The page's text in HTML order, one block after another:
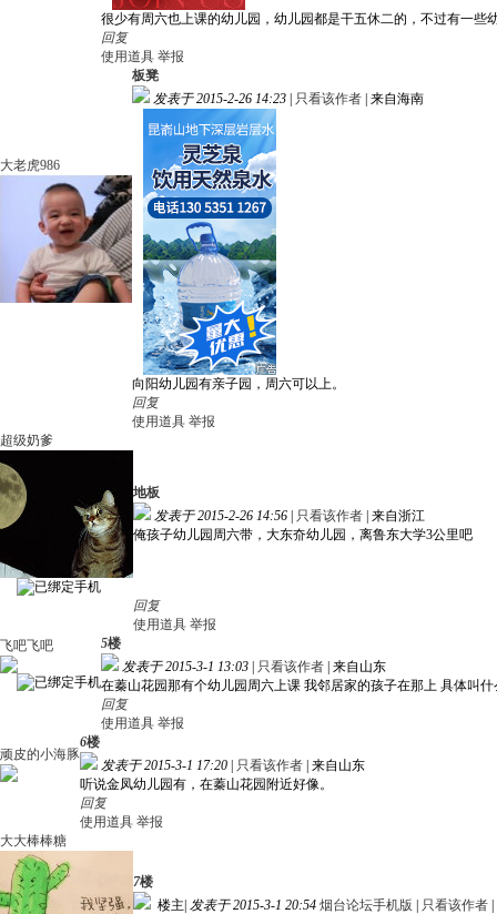
很少有周六也上课的幼儿园，幼儿园都是干五休二的，不过有一些
回复
使用道具 举报
大老虎986
板凳
发表于 2015-2-26 14:23
只看该作者 来自海南
向阳幼儿园有亲子园，周六可以上。
回复
使用道具 举报
超级奶爹
地板
发表于 2015-2-26 14:56
只看该作者 来自浙江
俺孩子幼儿园周六带，大东夼幼儿园，离鲁东大学3公里吧
回复
使用道具 举报
飞吧飞吧
5楼
发表于 2015-3-1 13:03
只看该作者 来自山东
在蓁山花园那有个幼儿园周六上课 我邻居家的孩子在那上 具体叫
回复
使用道具 举报
顽皮的小海豚
6楼
发表于 2015-3-1 17:20
只看该作者 来自山东
听说金凤幼儿园有，在蓁山花园附近好像。
回复
使用道具 举报
大大棒棒糖
7楼
楼主 发表于 2015-3-1 20:54 烟台论坛手机版 只看该作者